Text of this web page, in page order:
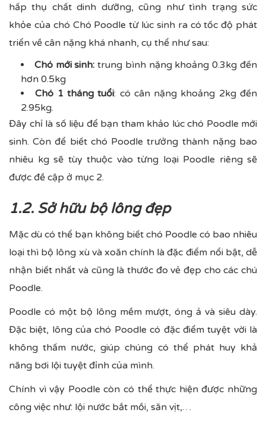
hấp thụ chất dinh dưỡng, cũng như tình trạng sức
khỏe của chó Chó Poodle từ lúc sinh ra có tốc độ phát
triển về cân nặng khá nhanh, cụ thể như sau:
Chó mới sinh: trung bình nặng khoảng 0.3kg đến
hơn 0.5kg
Chó 1 tháng tuổi: có cân nặng khoảng 2kg đến
2.95kg.
Đây chỉ là số liệu để bạn tham khảo lúc chó Poodle mới
sinh. Còn để biết chó Poodle trưởng thành nặng bao
nhiêu kg sẽ tùy thuộc vào từng loại Poodle riêng sẽ
được đề cập ở mục 2.
1.2. Sở hữu bộ lông đẹp
Mặc dù có thể bạn không biết chó Poodle có bao nhiêu
loại thì bộ lông xù và xoăn chính là đặc điểm nổi bật, dễ
nhận biết nhất và cũng là thước đo vẻ đẹp cho các chú
Poodle.
Poodle có một bộ lông mềm mượt, óng ả và siêu dày.
Đặc biệt, lông của chó Poodle có đặc điểm tuyệt vời là
không thấm nước, giúp chúng có thể phát huy khả
năng bơi lội tuyệt đỉnh của mình.
Chính vì vậy Poodle còn có thể thực hiện được những
công việc như: lội nước bắt mồi, săn vịt,…